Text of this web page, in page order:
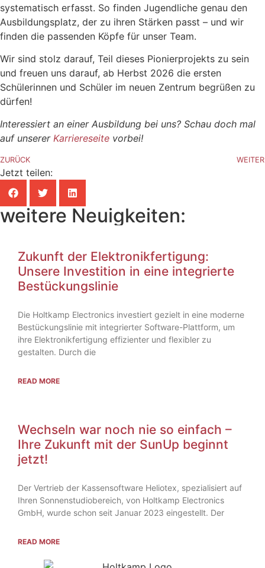
systematisch erfasst. So finden Jugendliche genau den
Ausbildungsplatz, der zu ihren Stärken passt – und wir
finden die passenden Köpfe für unser Team.
Wir sind stolz darauf, Teil dieses Pionierprojekts zu sein
und freuen uns darauf, ab Herbst 2026 die ersten
Schülerinnen und Schüler im neuen Zentrum begrüßen zu
dürfen!
Interessiert an einer Ausbildung bei uns? Schau doch mal
auf unserer Karriereseite vorbei!
ZURÜCK WEITER
Jetzt teilen:
weitere Neuigkeiten:
Zukunft der Elektronikfertigung:
Unsere Investition in eine integrierte
Bestückungslinie
Die Holtkamp Electronics investiert gezielt in eine moderne
Bestückungslinie mit integrierter Software-Plattform, um
ihre Elektronikfertigung effizienter und flexibler zu
gestalten. Durch die
READ MORE
Wechseln war noch nie so einfach –
Ihre Zukunft mit der SunUp beginnt
jetzt!
Der Vertrieb der Kassensoftware Heliotex, spezialisiert auf
Ihren Sonnenstudiobereich, von Holtkamp Electronics
GmbH, wurde schon seit Januar 2023 eingestellt. Der
READ MORE